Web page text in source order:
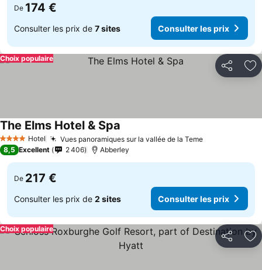
De 174 €
Consulter les prix de 7 sites Consulter les prix
Partager
Choix populaire
4 Étoiles Hotel Vues panoramiques sur la vallée de la Teme
The Elms Hotel & Spa
8,5 Excellent 2 406 Abberley
De 217 €
Consulter les prix de 2 sites Consulter les prix
Partager
Choix populaire